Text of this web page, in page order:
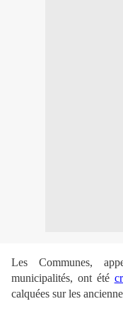
Les Communes,
municipalités, ont été
calquées sur les